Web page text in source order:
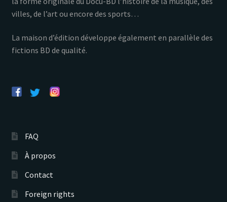
villes, de l’art ou encore des sports…
La maison d’édition développe également en parallèle des
fictions BD de qualité.
FAQ
À propos
Contact
Foreign rights